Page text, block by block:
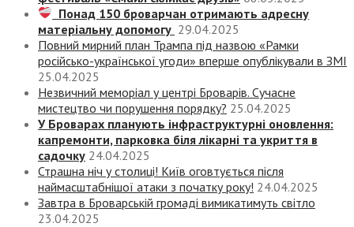
Понад 150 броварчан отримають адресну
матеріальну допомогу 29.04.2025
Повний мирний план Трампа під назвою «‎Рамки
російсько-української угоди» вперше опублікували в ЗМІ
25.04.2025
Незвичний меморіал у центрі Броварів. Сучасне
мистецтво чи порушення порядку? 25.04.2025
У Броварах планують інфраструктурні оновлення:
капремонти, парковка біля лікарні та укриття в
садочку 24.04.2025
Страшна ніч у столиці! Київ оговтується після
наймасштабнішої атаки з початку року! 24.04.2025
Завтра в Броварській громаді вимикатимуть світло
23.04.2025